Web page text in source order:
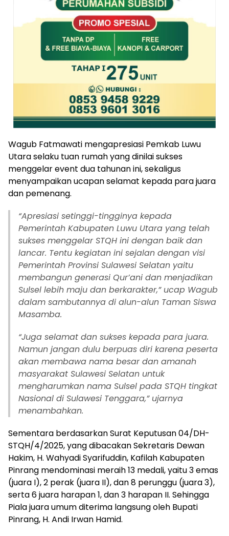
Wagub Fatmawati mengapresiasi Pemkab Luwu
Utara selaku tuan rumah yang dinilai sukses
menggelar event dua tahunan ini, sekaligus
menyampaikan ucapan selamat kepada para juara
dan pemenang.
“Apresiasi setinggi-tingginya kepada
Pemerintah Kabupaten Luwu Utara yang telah
sukses menggelar STQH ini dengan baik dan
lancar. Tentu kegiatan ini sejalan dengan visi
Pemerintah Provinsi Sulawesi Selatan yaitu
membangun generasi Qur’ani dan menjadikan
Sulsel lebih maju dan berkarakter,” ucap Wagub
dalam sambutannya di alun-alun Taman Siswa
Masamba.
“Juga selamat dan sukses kepada para juara.
Namun jangan dulu berpuas diri karena peserta
akan membawa nama besar dan amanah
masyarakat Sulawesi Selatan untuk
mengharumkan nama Sulsel pada STQH tingkat
Nasional di Sulawesi Tenggara,” ujarnya
menambahkan.
Sementara berdasarkan Surat Keputusan 04/DH-
STQH/4/2025, yang dibacakan Sekretaris Dewan
Hakim, H. Wahyadi Syarifuddin, Kafilah Kabupaten
Pinrang mendominasi meraih 13 medali, yaitu 3 emas
(juara I), 2 perak (juara II), dan 8 perunggu (juara 3),
serta 6 juara harapan 1, dan 3 harapan II. Sehingga
Piala juara umum diterima langsung oleh Bupati
Pinrang, H. Andi Irwan Hamid.